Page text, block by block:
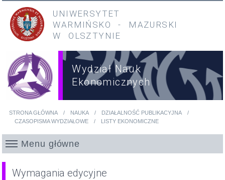
Przejdź do treści
Przejdź do menu głównego
UNIWERSYTET
WARMIŃSKO
- MAZURSKI
W OLSZTYNIE
Wydział Nauk
Ekonomicznych
Jesteś tutaj
STRONA GŁÓWNA NAUKA
DZIAŁALNOŚĆ PUBLIKACYJNA
CZASOPISMA WYDZIAŁOWE
LISTY EKONOMICZNE
Menu główne
Wymagania edycyjne